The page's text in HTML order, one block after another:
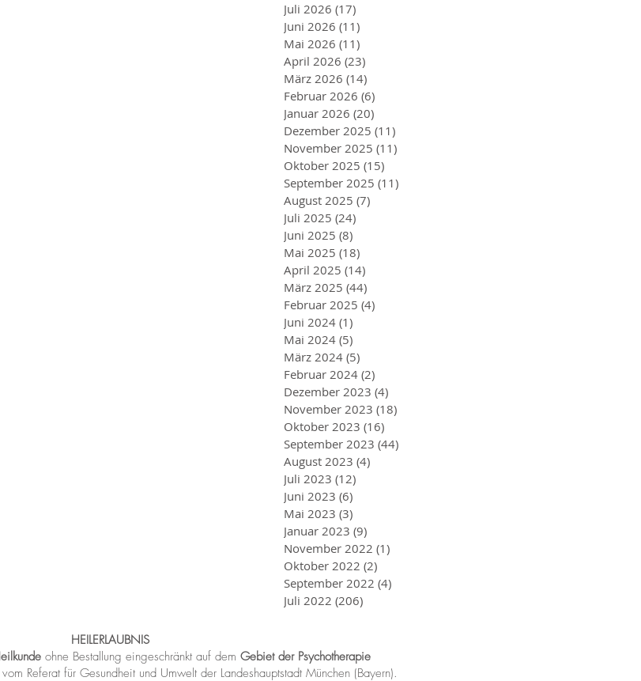
Juli 2026 (17)
Juni 2026 (11)
Mai 2026 (11)
April 2026 (23)
März 2026 (14)
Februar 2026 (6)
Januar 2026 (20)
Dezember 2025 (11)
November 2025 (11)
Oktober 2025 (15)
September 2025 (11)
August 2025 (7)
Juli 2025 (24)
Juni 2025 (8)
Mai 2025 (18)
April 2025 (14)
März 2025 (44)
Februar 2025 (4)
Juni 2024 (1)
Mai 2024 (5)
März 2024 (5)
Februar 2024 (2)
Dezember 2023 (4)
November 2023 (18)
Oktober 2023 (16)
September 2023 (44)
August 2023 (4)
Juli 2023 (12)
Juni 2023 (6)
Mai 2023 (3)
Januar 2023 (9)
November 2022 (1)
Oktober 2022 (2)
September 2022 (4)
Juli 2022 (206)
HEILERLAUBNIS
ohne Bestallung eingeschränkt auf dem Gebiet der Psychotherapie
Referat für Gesundheit und Umwelt der Landeshauptstadt München (Bayern).